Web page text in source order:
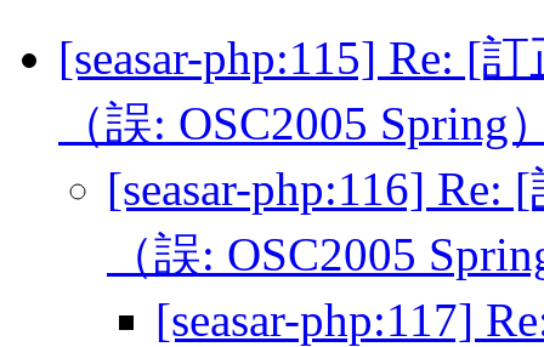
[seasar-php:115] Re: [
（誤: OSC2005 Spring
[seasar-php:116] Re:
（誤: OSC2005
[seasar-php:117]